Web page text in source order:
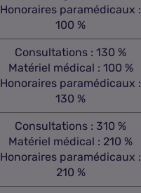
Honoraires paramédicaux :
100 %
Consultations : 130 %
Matériel médical : 100 %
Honoraires paramédicaux :
130 %
Consultations : 310 %
Matériel médical : 210 %
Honoraires paramédicaux :
210 %